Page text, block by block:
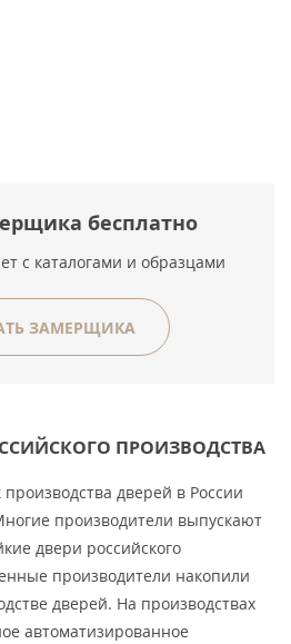
бесплатно
с каталогами и образцами
ЗАМЕРЩИКА
ПРОИЗВОДСТВА
дверей в России
производители выпускают
двери российского
производители накопили
дверей. На производствах
автоматизированное